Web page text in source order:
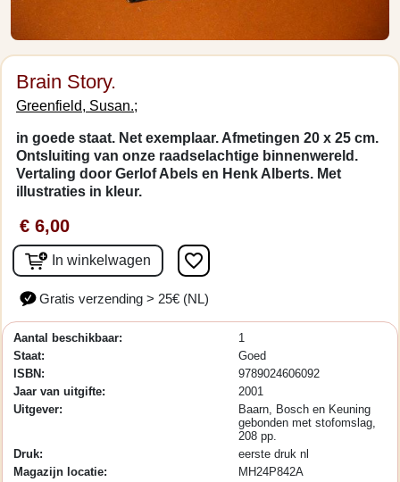
Brain Story.
Greenfield, Susan.;
in goede staat. Net exemplaar. Afmetingen 20 x 25 cm.
Ontsluiting van onze raadselachtige binnenwereld.
Vertaling door Gerlof Abels en Henk Alberts. Met
illustraties in kleur.
€ 6,00
In winkelwagen favorite_border
Gratis verzending > 25€ (NL)
Aantal beschikbaar:
1
Staat:
Goed
ISBN:
9789024606092
Jaar van uitgifte:
2001
Uitgever:
Baarn, Bosch en Keuning
gebonden met stofomslag,
208 pp.
Druk:
eerste druk nl
Magazijn locatie:
MH24P842A